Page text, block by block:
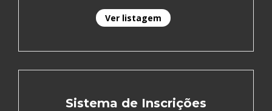
Ver listagem
Sistema de Inscrições